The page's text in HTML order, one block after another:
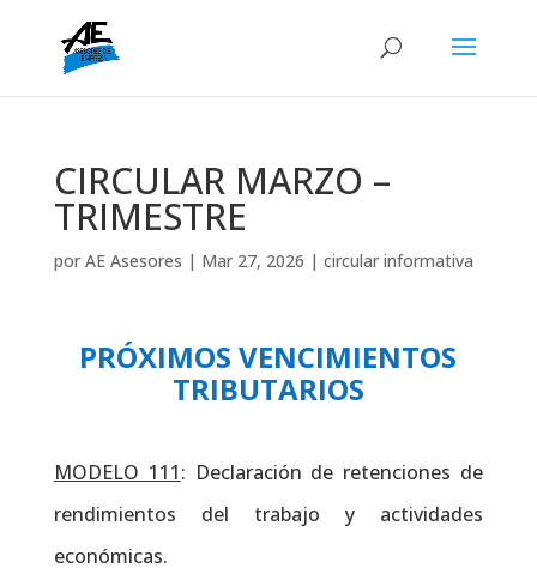
CIRCULAR MARZO –
TRIMESTRE
por AE Asesores | Mar 27, 2026 | circular informativa
PRÓXIMOS VENCIMIENTOS
TRIBUTARIOS
MODELO 111: Declaración de retenciones de
rendimientos del trabajo y actividades
económicas.